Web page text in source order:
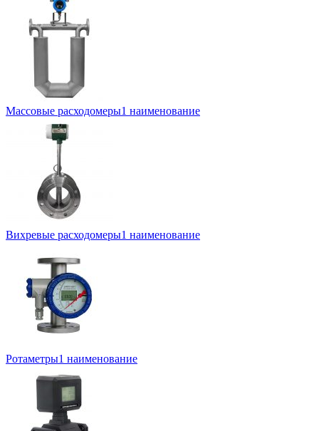
Массовые расходомеры1 наименование
Вихревые расходомеры1 наименование
Ротаметры1 наименование